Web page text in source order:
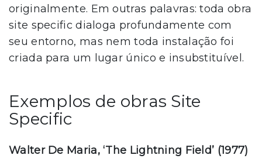
originalmente. Em outras palavras: toda obra
site specific dialoga profundamente com
seu entorno, mas nem toda instalação foi
criada para um lugar único e insubstituível.
Exemplos de obras Site
Specific
Walter De Maria, ‘The Lightning Field’ (1977)